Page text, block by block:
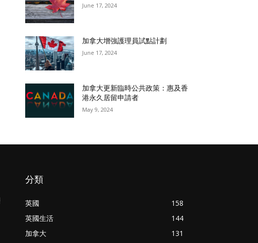
June 17, 2024
加拿大增強護理員試點計劃
June 17, 2024
加拿大更新臨時公共政策：惠及香
港永久居留申請者
May 9, 2024
分類
英國
158
英國生活
144
加拿大
131